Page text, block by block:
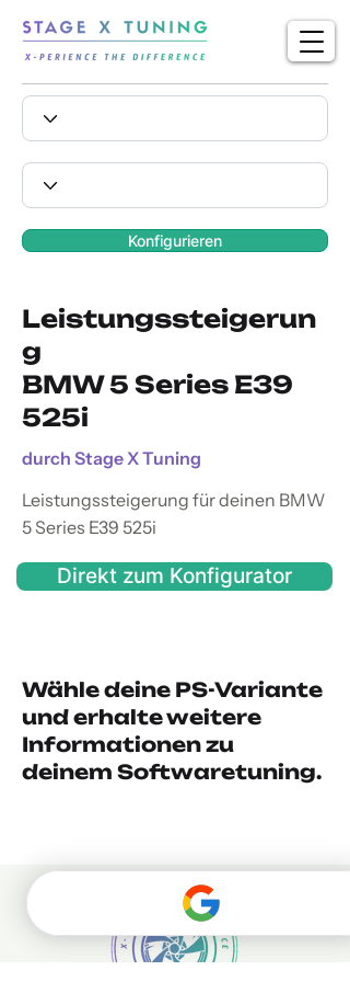
Konfigurieren
Leistungssteigerun
g
BMW 5 Series E39
525i
durch Stage X Tuning
Leistungssteigerung für deinen BMW
5 Series E39 525i
Direkt zum Konfigurator
Wähle deine PS-Variante
und erhalte weitere
Informationen zu
deinem Softwaretuning.